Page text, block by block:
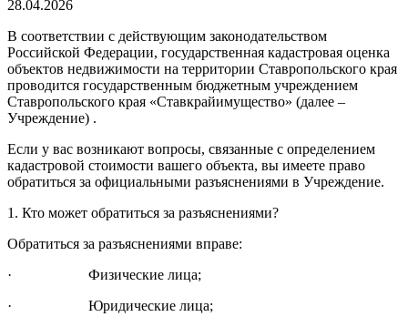
28.04.2026
В соответствии с действующим законодательством
Российской Федерации, государственная кадастровая оценка
объектов недвижимости на территории Ставропольского края
проводится государственным бюджетным учреждением
Ставропольского края «Ставкрайимущество» (далее –
Учреждение) .
Если у вас возникают вопросы, связанные с определением
кадастровой стоимости вашего объекта, вы имеете право
обратиться за официальными разъяснениями в Учреждение.
1. Кто может обратиться за разъяснениями?
Обратиться за разъяснениями вправе:
· Физические лица;
· Юридические лица;